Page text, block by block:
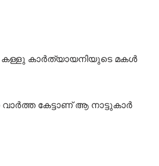
കള്ളു കാർത്യായനിയുടെ മകൾ
കേട്ടാണ് ആ നാട്ടുകാർ